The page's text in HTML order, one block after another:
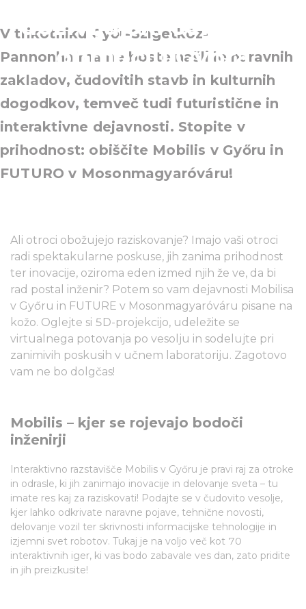
doživljajski centri na
območju Győra
V trikotniku Győr-Szigetköz-
Pannonhalma ne boste našli le naravnih
zakladov, čudovitih stavb in kulturnih
dogodkov, temveč tudi futuristične in
interaktivne dejavnosti. Stopite v
prihodnost: obiščite Mobilis v Győru in
FUTURO v Mosonmagyaróváru!
Ali otroci obožujejo raziskovanje? Imajo vaši otroci
radi spektakularne poskuse, jih zanima prihodnost
ter inovacije, oziroma eden izmed njih že ve, da bi
rad postal inženir? Potem so vam dejavnosti Mobilisa
v Győru in FUTURE v Mosonmagyaróváru pisane na
kožo. Oglejte si 5D-projekcijo, udeležite se
virtualnega potovanja po vesolju in sodelujte pri
zanimivih poskusih v učnem laboratoriju. Zagotovo
vam ne bo dolgčas!
Mobilis – kjer se rojevajo bodoči
inženirji
Interaktivno razstavišče Mobilis v Győru je pravi raj za otroke
in odrasle, ki jih zanimajo inovacije in delovanje sveta – tu
imate res kaj za raziskovati! Podajte se v čudovito vesolje,
kjer lahko odkrivate naravne pojave, tehnične novosti,
delovanje vozil ter skrivnosti informacijske tehnologije in
izjemni svet robotov. Tukaj je na voljo več kot 70
interaktivnih iger, ki vas bodo zabavale ves dan, zato pridite
in jih preizkusite!